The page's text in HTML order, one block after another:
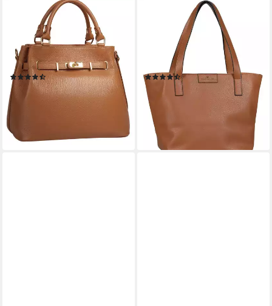
SAMANTHA LOOK
Henkeltasche, echt Leder,
Made in Italy, geräumige
Henkeltasche mit
Smartphonefach
(30)
79,95 €
lieferbar - in 1-2 Werktagen bei dir
Shopper Miri zip, aus
griffigem Lederimitat mit
praktischen flachen
Handgriffen
(381)
ab 39,09 € UVP 45,99 €
-15%
lieferbar - in 2-3 Werktagen bei dir